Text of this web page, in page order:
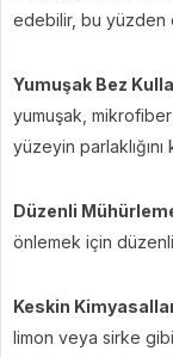
edebilir, bu yüzden
Yumuşak Bez
yumuşak,
yüzeyin parlaklığını
Düzenli
önlemek için
Keskin
limon veya sirke